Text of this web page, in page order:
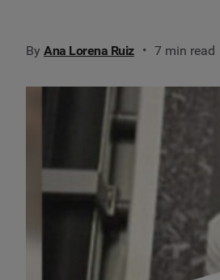
By Ana Lorena Ruiz 7 min read